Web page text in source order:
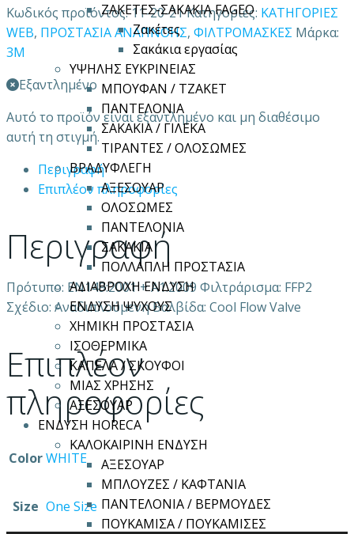
ΖΑΚΕΤΕΣ-ΣΑΚΑΚΙΑ FAGEO
Ζακέτες
Σακάκια εργασίας
ΥΨΗΛΗΣ ΕΥΚΡΙΝΕΙΑΣ
ΜΠΟΥΦΑΝ / ΤΖΑΚΕΤ
ΠΑΝΤΕΛΟΝΙΑ
ΣΑΚΑΚΙΑ / ΓΙΛΕΚΑ
ΤΙΡΑΝΤΕΣ / ΟΛΟΣΩΜΕΣ
ΒΡΑΔΥΦΛΕΓΗ
ΑΞΕΣΟΥΑΡ
ΟΛΟΣΩΜΕΣ
ΠΑΝΤΕΛΟΝΙΑ
ΣΑΚΑΚΙΑ
ΠΟΛΛΑΠΛΗ ΠΡΟΣΤΑΣΙΑ
ΑΔΙΑΒΡΟΧΗ ΕΝΔΥΣΗ
ΕΝΔΥΣΗ ΨΥΧΟΥΣ
ΧΗΜΙΚΗ ΠΡΟΣΤΑΣΙΑ
ΙΣΟΘΕΡΜΙΚΑ
ΚΑΠΕΛΑ / ΣΚΟΥΦΟΙ
ΜΙΑΣ ΧΡΗΣΗΣ
ΑΞΕΣΟΥΑΡ
ΕΝΔΥΣΗ HORECA
ΚΑΛΟΚΑΙΡΙΝΗ ΕΝΔΥΣΗ
ΑΞΕΣΟΥΑΡ
ΜΠΛΟΥΖΕΣ / ΚΑΦΤΑΝΙΑ
ΠΑΝΤΕΛΟΝΙΑ / ΒΕΡΜΟΥΔΕΣ
ΠΟΥΚΑΜΙΣΑ / ΠΟΥΚΑΜΙΣΕΣ
Κωδικός προϊόντος:11-20-21Κατηγορίες: ΚΑΤΗΓΟΡΙΕΣ
WEB, ΠΡΟΣΤΑΣΙΑ ΑΝΑΠΝΟΗΣ, ΦΙΛΤΡΟΜΑΣΚΕΣ Μάρκα:
3M
Εξαντλημένο
Αυτό το προϊόν είναι εξαντλημένο και μη διαθέσιμο
αυτή τη στιγμή.
Περιγραφή
Επιπλέον πληροφορίες
Περιγραφή
Πρότυπο: ΕΝ149:2001 + Α1:2009 Φιλτράρισμα: FFP2
Σχέδιο: Αναδιπλούμενη Βαλβίδα: Cool Flow Valve
Επιπλέον
πληροφορίες
ColorWHITE
Size One Size